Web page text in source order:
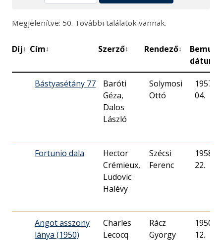
Megjelenítve: 50. További találatok vannak.
Díj↕ Cím↕ Szerző↕ Rendező↕
dátuma
Bástyasétány 77
Baróti
Géza,
Dalos
László
Solymosi
Ottó
1957.
04.
Fortunio dala
Hector
Crémieux,
Ludovic
Halévy
Szécsi
Ferenc
1958.
22.
Angot asszony
lánya (1950)
Charles
Lecocq
Rácz
György
1950.
12.